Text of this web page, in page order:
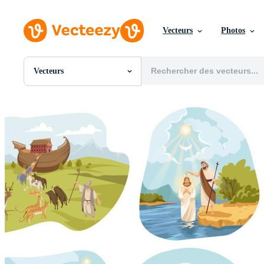
Vecteurs Photos
Vecteurs
Toutes Images
PNGs
SVGs
Modèles
Vecteurs
Vidéos
Motion graphics
Images Éditoriales
Événements Éditoriaux